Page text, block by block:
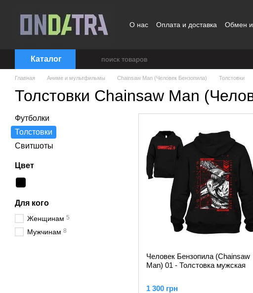
О нас Оплата и доставка Обмен и
Каталог
Главная Аниме и мультфильмы Chainsaw Man (Человек Бензопила) Толстовки
Толстовки Chainsaw Man
Человек Бензопила (Chainsaw
Man) 01 - Толстовка мужская
1 300 грн
Футболки
Толстовки
Свитшоты
Цвет
Для кого
Женщинам 5
Мужчинам 8